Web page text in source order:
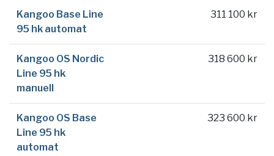
Kangoo Base Line
95 hk automat
311 100 kr
Kangoo OS Nordic
Line 95 hk
manuell
318 600 kr
Kangoo OS Base
Line 95 hk
automat
323 600 kr